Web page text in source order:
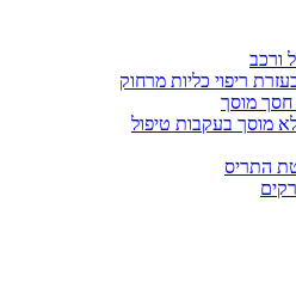
ורכב
ריפוי כליות מרחוק
חסך מוסך
מוסך בעקבות טיפול
התריס